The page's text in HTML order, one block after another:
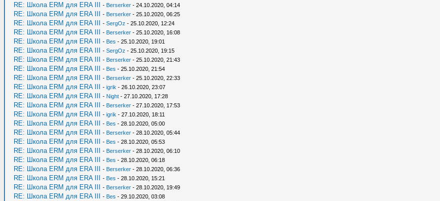
RE: Школа ERM для ERA III - Berserker - 24.10.2020, 04:14
RE: Школа ERM для ERA III - Berserker - 25.10.2020, 06:25
RE: Школа ERM для ERA III - SergOz - 25.10.2020, 12:24
RE: Школа ERM для ERA III - Berserker - 25.10.2020, 16:08
RE: Школа ERM для ERA III - Bes - 25.10.2020, 19:01
RE: Школа ERM для ERA III - SergOz - 25.10.2020, 19:15
RE: Школа ERM для ERA III - Berserker - 25.10.2020, 21:43
RE: Школа ERM для ERA III - Bes - 25.10.2020, 21:54
RE: Школа ERM для ERA III - Berserker - 25.10.2020, 22:33
RE: Школа ERM для ERA III - igrik - 26.10.2020, 23:07
RE: Школа ERM для ERA III - Night - 27.10.2020, 17:28
RE: Школа ERM для ERA III - Berserker - 27.10.2020, 17:53
RE: Школа ERM для ERA III - igrik - 27.10.2020, 18:11
RE: Школа ERM для ERA III - Bes - 28.10.2020, 05:00
RE: Школа ERM для ERA III - Berserker - 28.10.2020, 05:44
RE: Школа ERM для ERA III - Bes - 28.10.2020, 05:53
RE: Школа ERM для ERA III - Berserker - 28.10.2020, 06:10
RE: Школа ERM для ERA III - Bes - 28.10.2020, 06:18
RE: Школа ERM для ERA III - Berserker - 28.10.2020, 06:36
RE: Школа ERM для ERA III - Bes - 28.10.2020, 15:21
RE: Школа ERM для ERA III - Berserker - 28.10.2020, 19:49
RE: Школа ERM для ERA III - Bes - 29.10.2020, 03:08